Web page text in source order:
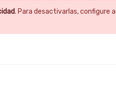
. Para desactivarlas, configure